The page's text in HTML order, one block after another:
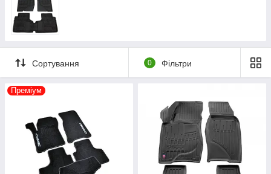
Сортування 0 Фільтри
Преміум